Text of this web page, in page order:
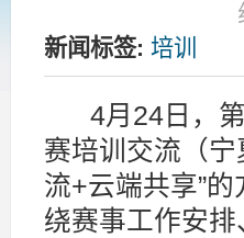
新闻标签: 培训
4月24日，第
赛培训交流（
流+云端共享”
绕赛事工作安